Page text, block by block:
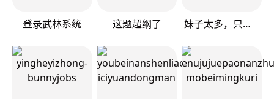
登录武林系统 这题超纲了 妹子太多，只好飞升了